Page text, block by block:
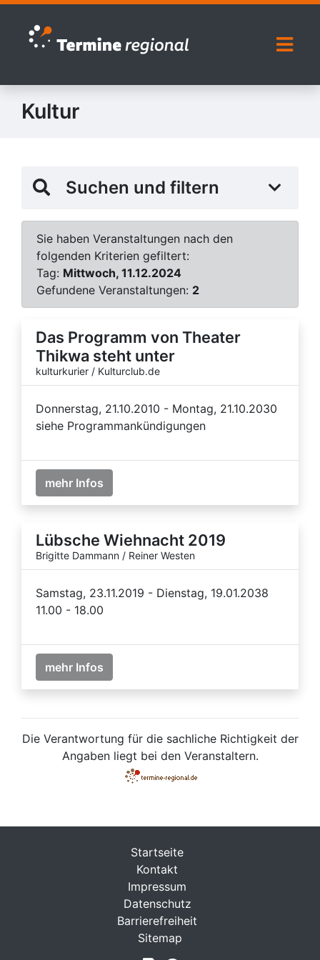
Zur Navigation springen
Zum Inhalt springen
Kultur
Suchen und filtern
Sie haben Veranstaltungen nach den
folgenden Kriterien gefiltert:
Tag: Mittwoch, 11.12.2024
Gefundene Veranstaltungen: 2
Das Programm von Theater
Thikwa steht unter
kulturkurier / Kulturclub.de
Donnerstag, 21.10.2010 - Montag, 21.10.2030
siehe Programmankündigungen
mehr Infos
Lübsche Wiehnacht 2019
Brigitte Dammann / Reiner Westen
Samstag, 23.11.2019 - Dienstag, 19.01.2038
11.00 - 18.00
mehr Infos
Die Verantwortung für die sachliche Richtigkeit der
Angaben liegt bei den Veranstaltern.
Startseite
Kontakt
Impressum
Datenschutz
Barrierefreiheit
Sitemap